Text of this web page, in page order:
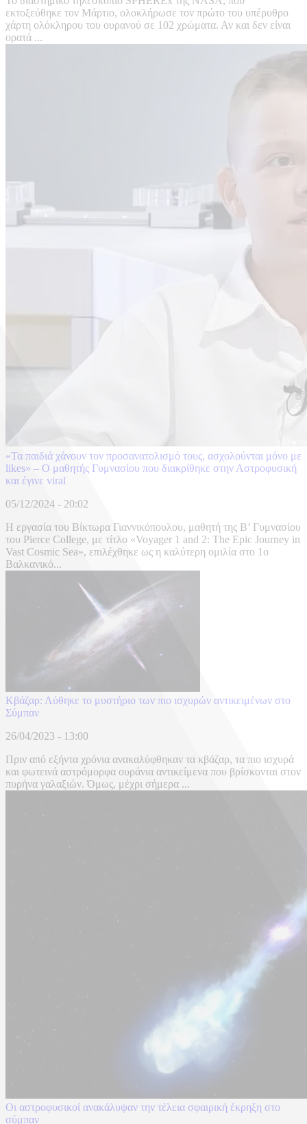
εκτοξεύθηκε τον Μάρτιο, ολοκλήρωσε τον πρώτο του υπέρυθρο
χάρτη ολόκληρου του ουρανού σε 102 χρώματα. Αν και δεν είναι
ορατά ...
«Τα παιδιά χάνουν τον προσανατολισμό τους, ασχολούνται μόνο με
likes» – Ο μαθητής Γυμνασίου που διακρίθηκε στην Αστροφυσική
και έγινε viral
05/12/2024 - 20:02
Η εργασία του Βίκτωρα Γιαννικόπουλου, μαθητή της Β’ Γυμνασίου
του Pierce College, με τίτλο «Voyager 1 and 2: The Epic Journey in
Vast Cosmic Sea», επιλέχθηκε ως η καλύτερη ομιλία στο 1ο
Βαλκανικό...
Κβάζαρ: Λύθηκε το μυστήριο των πιο ισχυρών αντικειμένων στο
Σύμπαν
26/04/2023 - 13:00
Πριν από εξήντα χρόνια ανακαλύφθηκαν τα κβάζαρ, τα πιο ισχυρά
και φωτεινά αστρόμορφα ουράνια αντικείμενα που βρίσκονται στον
πυρήνα γαλαξιών. Όμως, μέχρι σήμερα ...
Οι αστροφυσικοί ανακάλυψαν την τέλεια σφαιρική έκρηξη στο
σύμπαν